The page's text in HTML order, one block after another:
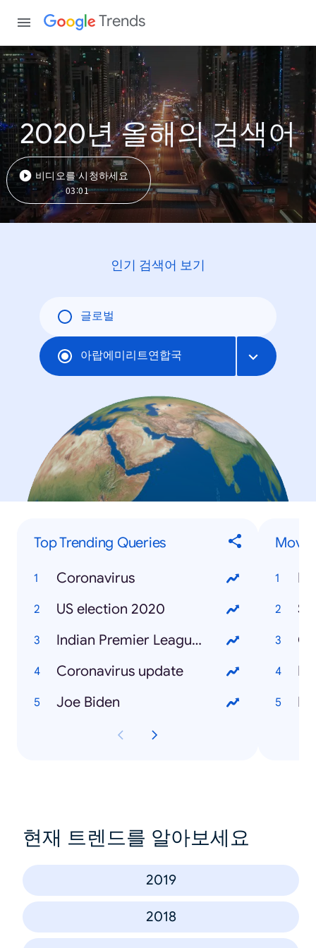
Trends
2020년 올해의 검색어
비디오를 시청하세요
03:01
인기 검색어 보기
글로벌
아랍에미리트연합국
Top Trending Queries
Coronavirus
US election 2020
Indian Premier League (IPL)
Coronavirus update
Joe Biden
현재 트렌드를 알아보세요
2019
2018